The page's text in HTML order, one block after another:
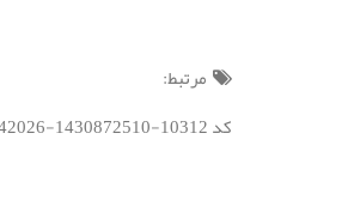
مرتبط:
کد BSC : 192188373307442026-1430872510-10312;